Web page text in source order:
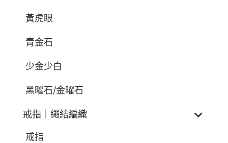
黃虎眼
青金石
少金少白
黑曜石/金曜石
戒指｜繩結編織
戒指